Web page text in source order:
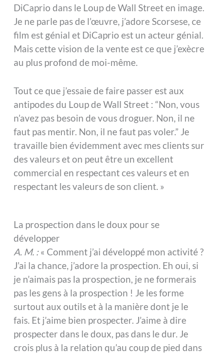
DiCaprio dans le Loup de Wall Street en image.
Je ne parle pas de l’œuvre, j’adore Scorsese, ce
film est génial et DiCaprio est un acteur génial.
Mais cette vision de la vente est ce que j’exècre
au plus profond de moi-même.
Tout ce que j’essaie de faire passer est aux
antipodes du Loup de Wall Street : “Non, vous
n’avez pas besoin de vous droguer. Non, il ne
faut pas mentir. Non, il ne faut pas voler.” Je
travaille bien évidemment avec mes clients sur
des valeurs et on peut être un excellent
commercial en respectant ces valeurs et en
respectant les valeurs de son client. »
La prospection dans le doux pour se
développer
A. M. :« Comment j’ai développé mon activité ?
J’ai la chance, j’adore la prospection. Eh oui, si
je n’aimais pas la prospection, je ne formerais
pas les gens à la prospection ! Je les forme
surtout aux outils et à la manière dont je le
fais. Et j’aime bien prospecter. J’aime à dire
prospecter dans le doux, pas dans le dur. Je
crois plus à la relation qu’au coup de pied dans